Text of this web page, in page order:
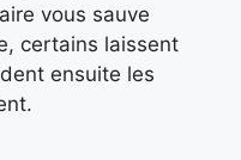
vous sauve
certains laissent
ensuite les